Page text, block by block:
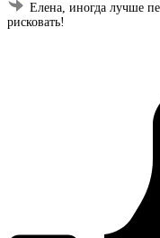
Елена, иногда лучше
рисковать!